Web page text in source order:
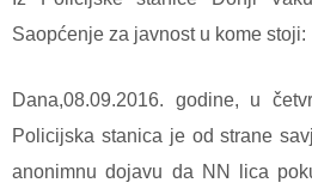
Saopćenje za javnost u kome stoji:
Dana,08.09.2016. godine, u
Policijska stanica je od strane
anonimnu dojavu da NN lica